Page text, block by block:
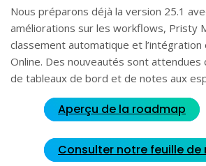
Nous préparons déjà la version 25.1
améliorations sur les workflows, Pristy
classement automatique et l’intégration
Online. Des nouveautés sont attendues
de tableaux de bord et de notes aux
Aperçu de la roadmap
Consulter notre feuille